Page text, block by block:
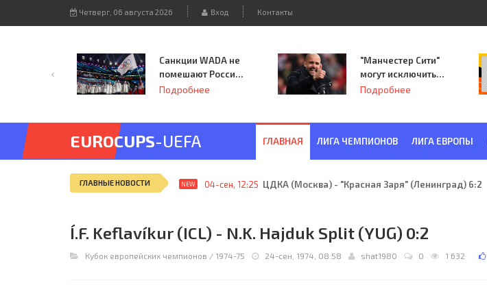
Четверг, 06 августа 2026 Вход Контакты
Санкции WADA не
помешают России
принять
Подробнее
"Манчестер Сити"
могут исключить
из Лиги
Подробнее
EUROCUPS-UEFA ГЛАВНАЯ ЛИГА ЧЕМПИОНОВ ЛИГА ЕВРОПЫ
ГЛАВНЫЕ НОВОСТИ NEW 04-сен, 12:25 ЦДКА (Москва) - "Красная Заря" (Ленинград) 6:2
Í.F. Keflavíkur (ICL) - N.K. Hajduk Split (YUG) 0:2
Кубок европейских чемпионов / 1974-75 24-сен, 1974, 08:58 shat1980 0 1 632